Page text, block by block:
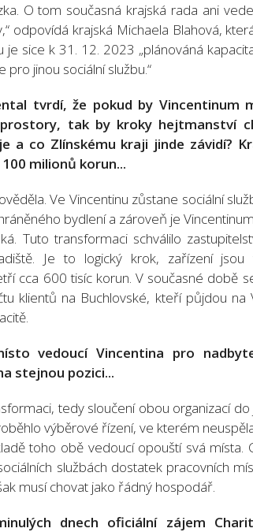
O tom současná krajská rada ani
odpovídá krajská Michaela Blahová,
sice k 31. 12. 2023 „plánováná
jinou sociální službu.“
tvrdí, že pokud by Vincentinum
tak by kroky hejtmanství
a co Zlínskému kraji jinde závidí?
milionů korun...
Ve Vincentinu zůstane sociální
bydlení a zároveň je
Tuto transformaci schválilo
Je to logický krok, zařízení
cca 600 tisíc korun. V současné době
klientů na Buchlovské, kteří půjdou na
vedoucí Vincentina pro
stejnou pozici...
tedy sloučení obou organizací
výběrové řízení, ve kterém
toho obě vedoucí opouští svá místa.
službách dostatek pracovních
musí chovat jako řádný hospodář.
dnech oficiální zájem